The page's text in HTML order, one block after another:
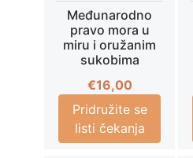
Međunarodno
pravo mora u
miru i oružanim
sukobima
€16,00
Pridružite se
listi čekanja